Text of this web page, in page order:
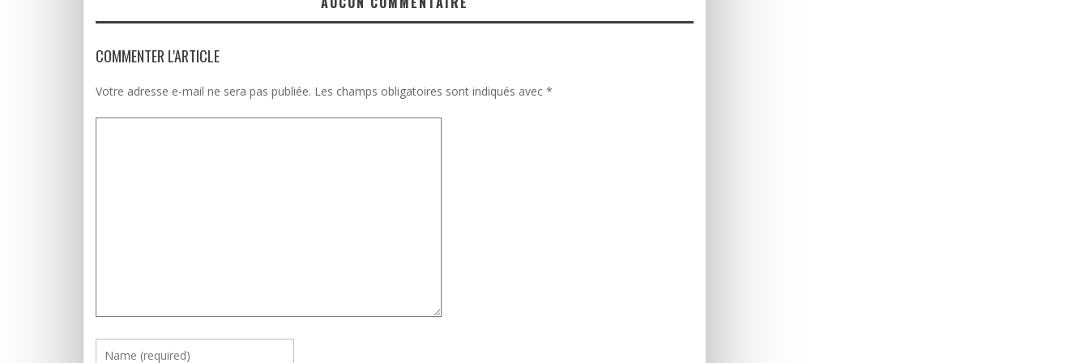
COMMENTER L'ARTICLE
Votre adresse e-mail ne sera pas publiée. Les champs obligatoires sont indiqués avec *